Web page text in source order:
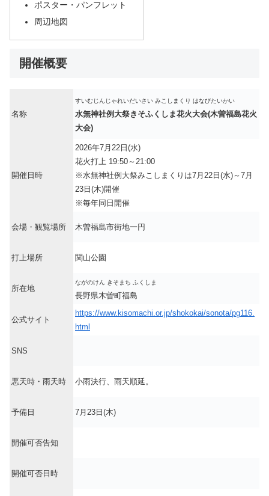
ポスター・パンフレット
周辺地図
開催概要
名称
すいむじんじゃれいだいさい みこしまくり はなびたいかい
水無神社例大祭きそふくしま花火大会(木曽福島花火
大会)
開催日時
2026年7月22日(水)
花火打上 19:50～21:00
※水無神社例大祭みこしまくりは7月22日(水)～7月
23日(木)開催
※毎年同日開催
会場・観覧場所 木曽福島市街地一円
打上場所 関山公園
所在地
ながのけん きそまち ふくしま
長野県木曽町福島
公式サイト
https://www.kisomachi.or.jp/shokokai/sonota/pg116.
html
SNS
悪天時・雨天時 小雨決行、雨天順延。
予備日 7月23日(木)
開催可否告知
開催可否日時